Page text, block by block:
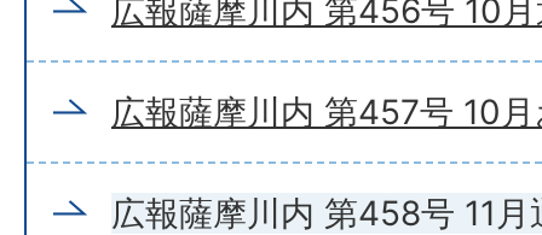
広報薩摩川内 第456号 10
広報薩摩川内 第457号 10
広報薩摩川内 第458号 11月